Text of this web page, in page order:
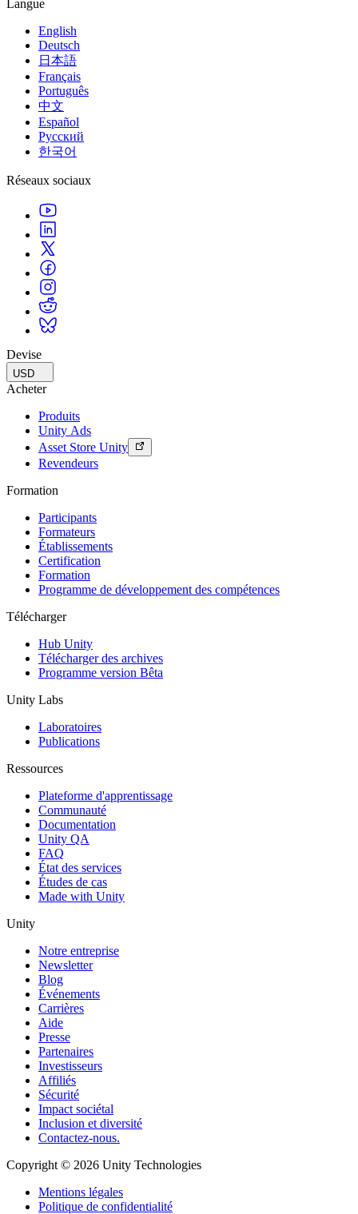
Langue
English
Deutsch
日本語
Français
Português
中文
Español
Русский
한국어
Réseaux sociaux
Devise
USD
Acheter
Produits
Unity Ads
Asset Store Unity
Revendeurs
Formation
Participants
Formateurs
Établissements
Certification
Formation
Programme de développement des compétences
Télécharger
Hub Unity
Télécharger des archives
Programme version Bêta
Unity Labs
Laboratoires
Publications
Ressources
Plateforme d'apprentissage
Communauté
Documentation
Unity QA
FAQ
État des services
Études de cas
Made with Unity
Unity
Notre entreprise
Newsletter
Blog
Événements
Carrières
Aide
Presse
Partenaires
Investisseurs
Affiliés
Sécurité
Impact sociétal
Inclusion et diversité
Contactez-nous.
Copyright © 2026 Unity Technologies
Mentions légales
Politique de confidentialité